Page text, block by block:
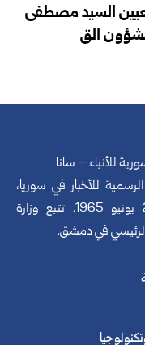
يقضي بتعيين السيد مصطفى
الق
للأنباء – سانا
للأخبار في سوريا،
تأسست في 24 يونيو 1965. تتبع وزارة
الرئيسي في دمشق.